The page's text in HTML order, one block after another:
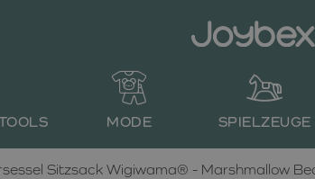
MODE SPIELZEUGE
Sitzsack Wigiwama® - Marshmallow